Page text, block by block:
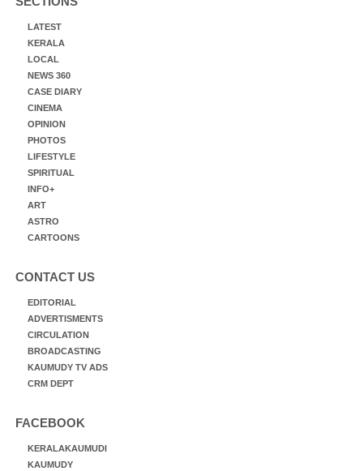
LATEST
KERALA
LOCAL
NEWS 360
CASE DIARY
CINEMA
OPINION
PHOTOS
LIFESTYLE
SPIRITUAL
INFO+
ART
ASTRO
CARTOONS
CONTACT US
EDITORIAL
ADVERTISMENTS
CIRCULATION
BROADCASTING
KAUMUDY TV ADS
CRM DEPT
FACEBOOK
KERALAKAUMUDI
KAUMUDY